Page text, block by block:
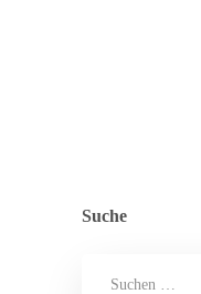
Suche